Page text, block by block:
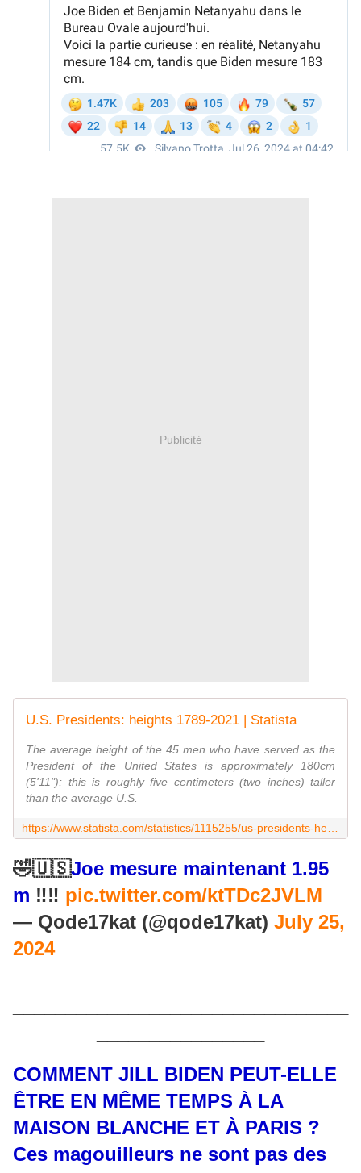
Publicité
U.S. Presidents: heights 1789-2021 | Statista
The average height of the 45 men who have served as the
President of the United States is approximately 180cm
(5'11"); this is roughly five centimeters (two inches) taller
than the average U.S.
🤣🇺🇸Joe mesure maintenant 1.95
m ‼️‼️ pic.twitter.com/ktTDc2JVLM
— Qode17kat (@qode17kat) July 25,
2024
COMMENT JILL BIDEN PEUT-ELLE
ÊTRE EN MÊME TEMPS À LA
MAISON BLANCHE ET À PARIS ?
Ces magouilleurs ne sont pas des